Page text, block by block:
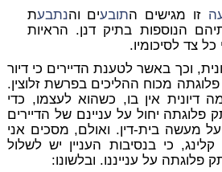
זו מגישים התובעים והנתבעת
הנוספות בתיק דנן. הראיות
כל צד לסיכומיו.
וכך באשר לטענת הדיירים כי דיור
מכוח ההליכים בפרשת זלוצין.
דיונית אין בו, כשהוא לעצמו, כדי
יחול על עניינם של הדיירים
מעשה בית-דין. ואולם, מסכים אני
כי בנסיבות העניין יש לשלול
על ענייננו. ובלשונו: